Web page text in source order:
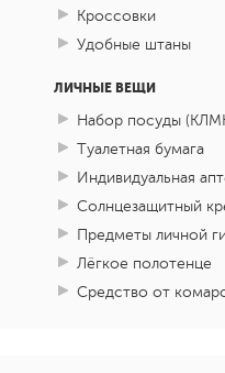
Кроссовки
Удобные штаны
ЛИЧНЫЕ ВЕЩИ
Набор посуды
Туалетная бумага
Индивидуальная
Солнцезащитный
Предметы личной
Лёгкое полотенце
Средство от